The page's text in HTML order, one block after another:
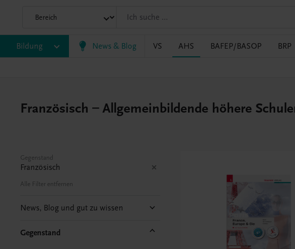
Bildung News & Blog VS AHS BAFEP/BASOP BRP
Französisch – Allgemeinbildende höhere
Gegenstand
Französisch
Alle Filter entfernen
News, Blog und gut zu wissen
Gegenstand